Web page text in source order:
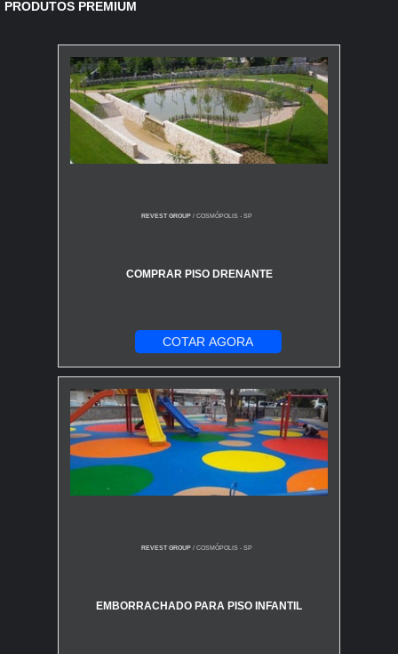
PRODUTOS PREMIUM
REVEST GROUP/ COSMÓPOLIS - SP
COMPRAR PISO DRENANTE
COTAR AGORA
REVEST GROUP/ COSMÓPOLIS - SP
EMBORRACHADO PARA PISO INFANTIL